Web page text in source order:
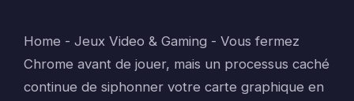
Home - Jeux Video & Gaming - Vous fermez
Chrome avant de jouer, mais un processus caché
continue de siphonner votre carte graphique en